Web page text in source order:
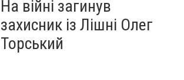
На війні загинув
захисник із Лішні Олег
Торський